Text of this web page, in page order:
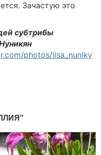
Зачастую это
субтрибы
photos/lisa_nuniky